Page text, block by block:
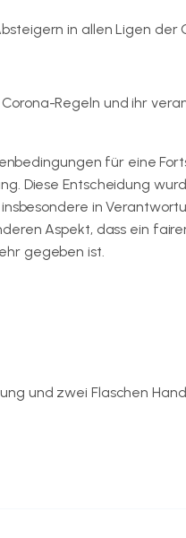
in allen Ligen der
Regeln und ihr
für eine
Diese Entscheidung
in
Aspekt, dass ein
gegeben ist.